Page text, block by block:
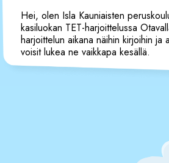
Hei, olen Isla Kauniaisten
kasiluokan TET-harjoittelussa
harjoittelun aikana näihin kirjoihin ja
voisit lukea ne vaikkapa kesällä.